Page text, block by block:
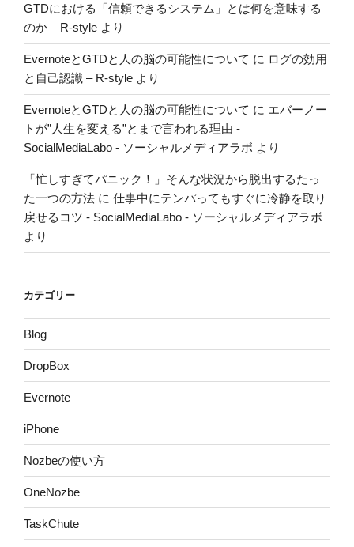
GTDにおける「信頼できるシステム」とは何を意味する
のか – R-style より
EvernoteとGTDと人の脳の可能性について に ログの効用
と自己認識 – R-style より
EvernoteとGTDと人の脳の可能性について に エバーノー
トが”人生を変える”とまで言われる理由 -
SocialMediaLabo - ソーシャルメディアラボ より
「忙しすぎてパニック！」そんな状況から脱出するたっ
た一つの方法 に 仕事中にテンパってもすぐに冷静を取り
戻せるコツ - SocialMediaLabo - ソーシャルメディアラボ
より
カテゴリー
Blog
DropBox
Evernote
iPhone
Nozbeの使い方
OneNozbe
TaskChute